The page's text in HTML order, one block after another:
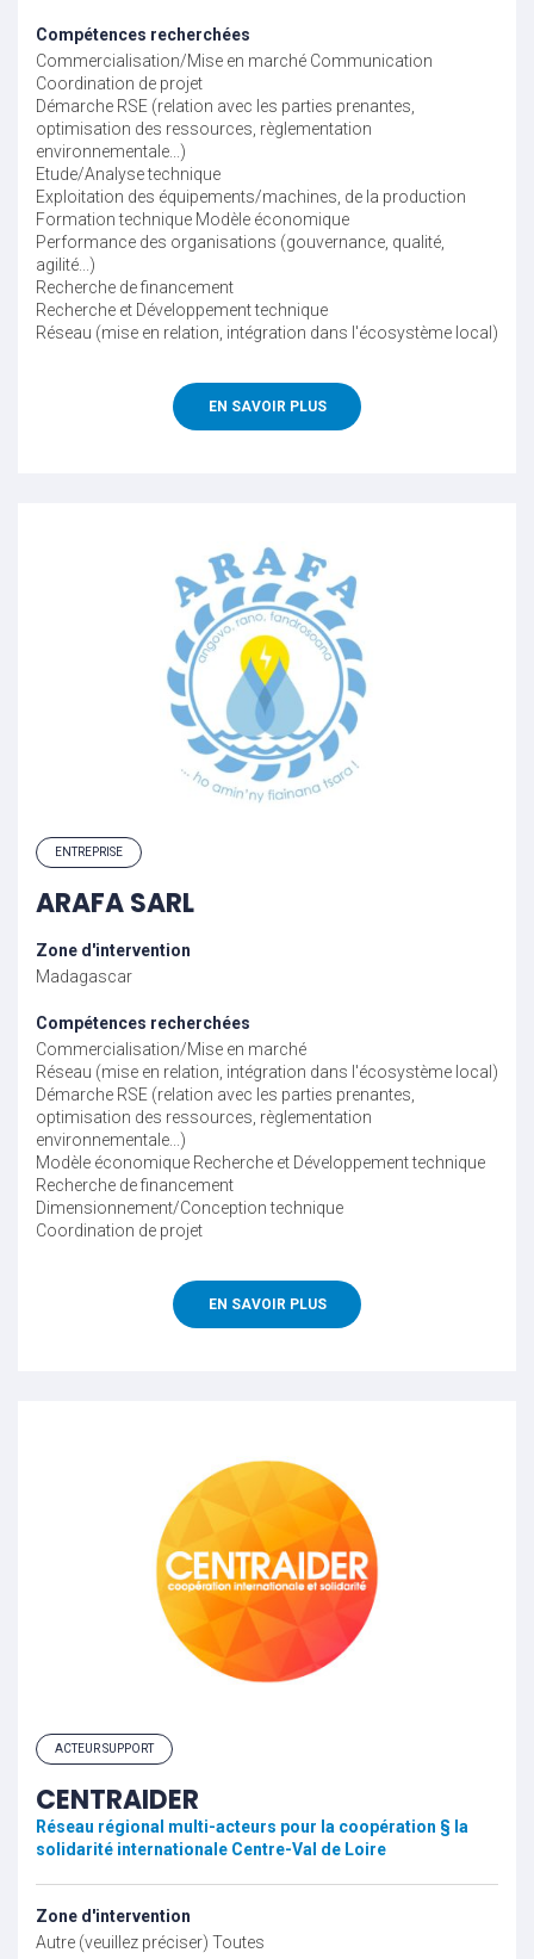
Compétences recherchées
Commercialisation/Mise en marché Communication
Coordination de projet
Démarche RSE (relation avec les parties prenantes,
optimisation des ressources, règlementation
environnementale...)
Etude/Analyse technique
Exploitation des équipements/machines, de la production
Formation technique Modèle économique
Performance des organisations (gouvernance, qualité,
agilité...)
Recherche de financement
Recherche et Développement technique
Réseau (mise en relation, intégration dans l'écosystème local)
EN SAVOIR PLUS
ENTREPRISE
ARAFA SARL
Zone d'intervention
Madagascar
Compétences recherchées
Commercialisation/Mise en marché
Réseau (mise en relation, intégration dans l'écosystème local)
Démarche RSE (relation avec les parties prenantes,
optimisation des ressources, règlementation
environnementale...)
Modèle économique Recherche et Développement technique
Recherche de financement
Dimensionnement/Conception technique
Coordination de projet
EN SAVOIR PLUS
ACTEUR SUPPORT
CENTRAIDER
Réseau régional multi-acteurs pour la coopération § la
solidarité internationale Centre-Val de Loire
Zone d'intervention
Autre (veuillez préciser) Toutes